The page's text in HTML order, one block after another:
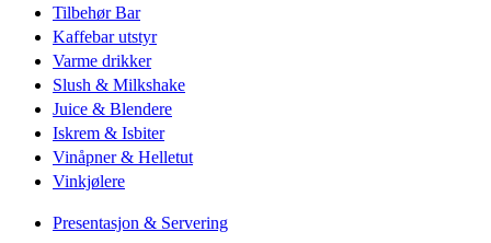
Tilbehør Bar
Kaffebar utstyr
Varme drikker
Slush & Milkshake
Juice & Blendere
Iskrem & Isbiter
Vinåpner & Helletut
Vinkjølere
Presentasjon & Servering